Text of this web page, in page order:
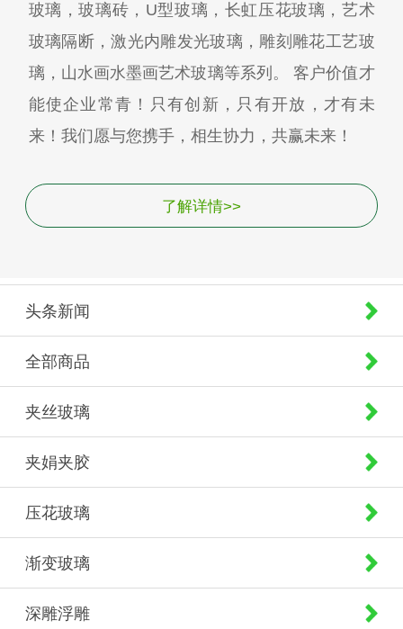
玻璃，玻璃砖，U型玻璃，长虹压花玻璃，艺术
玻璃隔断，激光内雕发光玻璃，雕刻雕花工艺玻
璃，山水画水墨画艺术玻璃等系列。 客户价值才
能使企业常青！只有创新，只有开放，才有未
来！我们愿与您携手，相生协力，共赢未来！
了解详情>>
头条新闻
全部商品
夹丝玻璃
夹娟夹胶
压花玻璃
渐变玻璃
深雕浮雕